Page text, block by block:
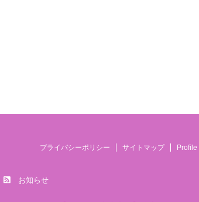
プライバシーポリシー サイトマップ Profile
お知らせ